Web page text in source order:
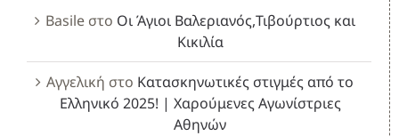
Basileστο Οι Άγιοι Βαλεριανός,Τιβούρτιος και
Κικιλία
Αγγελική στο Κατασκηνωτικές στιγμές από το
Ελληνικό 2025! | Χαρούμενες Αγωνίστριες
Αθηνών